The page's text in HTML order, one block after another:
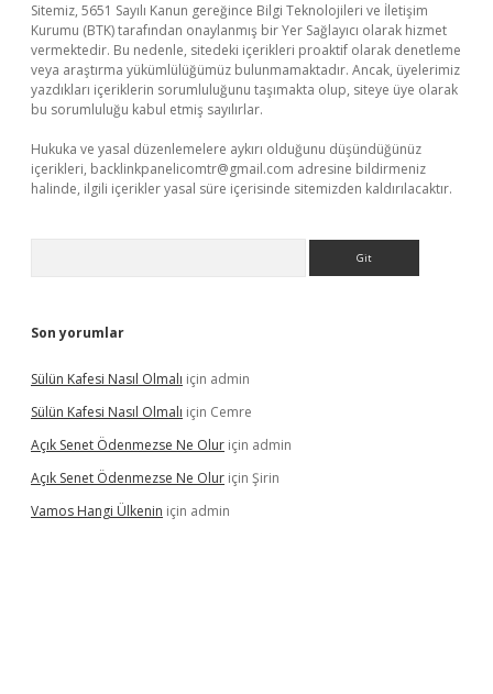
Sitemiz, 5651 Sayılı Kanun gereğince Bilgi Teknolojileri ve İletişim
Kurumu (BTK) tarafından onaylanmış bir Yer Sağlayıcı olarak hizmet
vermektedir. Bu nedenle, sitedeki içerikleri proaktif olarak denetleme
veya araştırma yükümlülüğümüz bulunmamaktadır. Ancak, üyelerimiz
yazdıkları içeriklerin sorumluluğunu taşımakta olup, siteye üye olarak
bu sorumluluğu kabul etmiş sayılırlar.
Hukuka ve yasal düzenlemelere aykırı olduğunu düşündüğünüz
içerikleri, backlinkpanelicomtr@gmail.com adresine bildirmeniz
halinde, ilgili içerikler yasal süre içerisinde sitemizden kaldırılacaktır.
Son yorumlar
Sülün Kafesi Nasıl Olmalı için admin
Sülün Kafesi Nasıl Olmalı için Cemre
Açık Senet Ödenmezse Ne Olur için admin
Açık Senet Ödenmezse Ne Olur için Şirin
Vamos Hangi Ülkenin için admin